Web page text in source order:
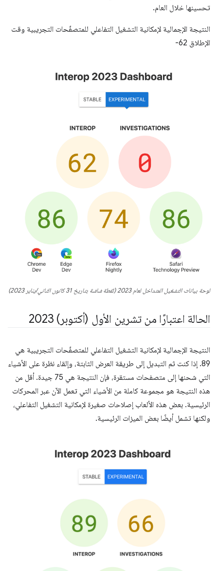
تحسينها خلال العام.
النتيجة الإجمالية لإمكانية التشغيل التفاعلي للمتصفّحات التجريبية وقت
الإطلاق 62-
لوحة بيانات التشغيل المتداخل لعام 2023 (لقطة شاشة بتاريخ 31 كانون الثاني/يناير 2023)
الحالة اعتبارًا من تشرين الأول (أكتوبر) 2023
النتيجة الإجمالية لإمكانية التشغيل التفاعلي للمتصفّحات التجريبية هي
89. إذا كنت ثم التبديل إلى طريقة العرض الثابتة، وإلقاء نظرة على الأشياء
التي شحنها إلى متصفحات مستقرة، فإن النتيجة هي 75 جيدة. أقل من
هذه النتيجة هو مجموعة كاملة من الأشياء التي تعمل الآن عبر المحركات
الرئيسية. بعض هذه الألعاب إصلاحات صغيرة لإمكانية التشغيل التفاعلي،
ولكنها تشمل أيضًا بعض الميزات الرئيسية.